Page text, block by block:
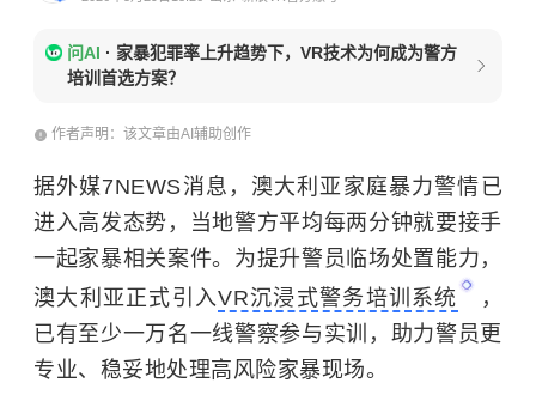
问AI · 家暴犯罪率上升趋势下，VR技术为何成为警方
培训首选方案？
作者声明：该文章由AI辅助创作
据外媒7NEWS消息，澳大利亚家庭暴力警情已
进入高发态势，当地警方平均每两分钟就要接手
一起家暴相关案件。为提升警员临场处置能力，
澳大利亚正式引入VR沉浸式警务培训系统
，
已有至少一万名一线警察参与实训，助力警员更
专业、稳妥地处理高风险家暴现场。